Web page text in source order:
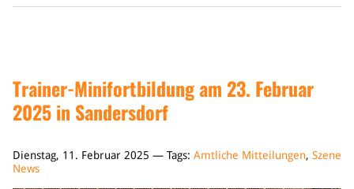
Trainer-Minifortbildung am 23. Februar
2025 in Sandersdorf
Dienstag, 11. Februar 2025 — Tags: Amtliche Mitteilungen, Szene
News